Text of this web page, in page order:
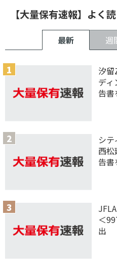
【大量保有速報】よく
最新 週
汐
デ
告書
シ
西
告書
＜
出